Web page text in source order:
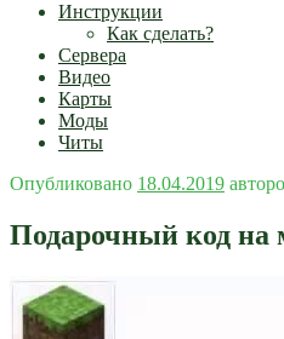
Инструкции
Как сделать?
Сервера
Видео
Карты
Моды
Читы
Опубликовано 18.04.2019
Подарочный код на